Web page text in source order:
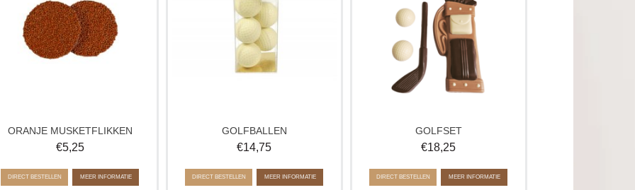
om je helden aan te moedigen!
13 stuks per box
ORANJE MUSKETFLIKKEN
€5,25
DIRECT BESTELLEN MEER INFORMATIE
voor golf fans.
In een doosje zitten 5 golfballen.
GOLFBALLEN
€14,75
DIRECT BESTELLEN MEER INFORMATIE
Ook leuk voor Vaderdag of als
relatiegeschenk.
GOLFSET
€18,25
DIRECT BESTELLEN MEER INFORMATIE